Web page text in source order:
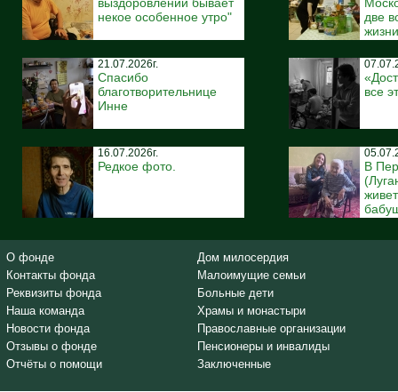
некое особенное утро"
21.07.2026г.
Спасибо
благотворительнице
Инне
16.07.2026г.
Редкое фото.
две
жизни
все
В
О фонде
Контакты фонда
Реквизиты фонда
Наша команда
Новости фонда
Отзывы о фонде
Отчёты о помощи
Дом милосердия
Малоимущие семьи
Больные дети
Храмы и монастыри
Православные организации
Пенсионеры и инвалиды
Заключенные